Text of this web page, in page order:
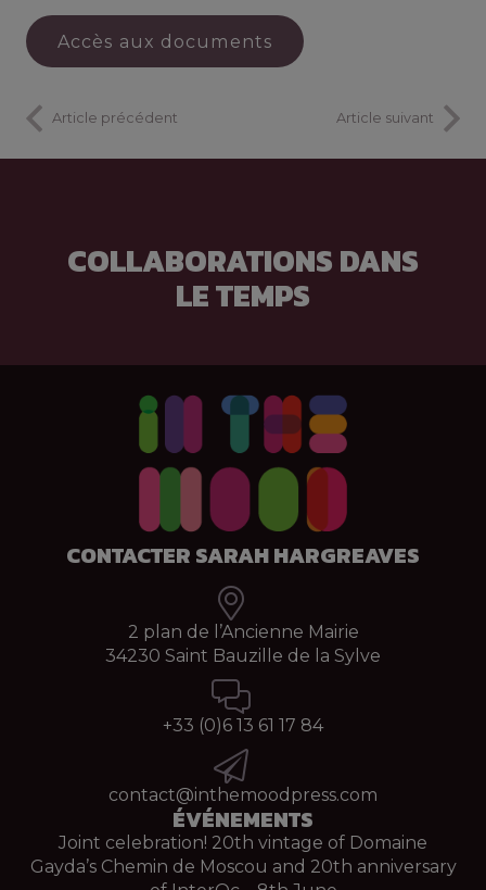
Accès aux documents
Article précédent Article suivant
COLLABORATIONS DANS
LE TEMPS
CONTACTER SARAH HARGREAVES
2 plan de l’Ancienne Mairie
34230 Saint Bauzille de la Sylve
+33 (0)6 13 61 17 84
contact@inthemoodpress.com
ÉVÉNEMENTS
Joint celebration! 20th vintage of Domaine
Gayda’s Chemin de Moscou and 20th anniversary